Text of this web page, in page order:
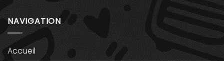
NAVIGATION
Accueil